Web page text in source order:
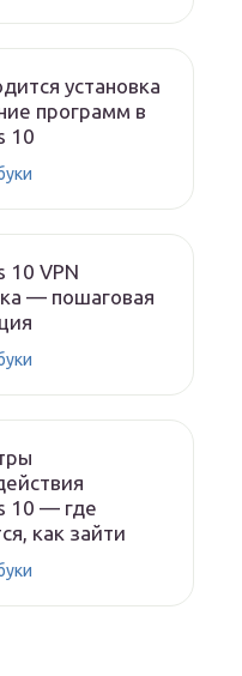
установка
программ в
10
10 VPN
— пошаговая
10 — где
как зайти